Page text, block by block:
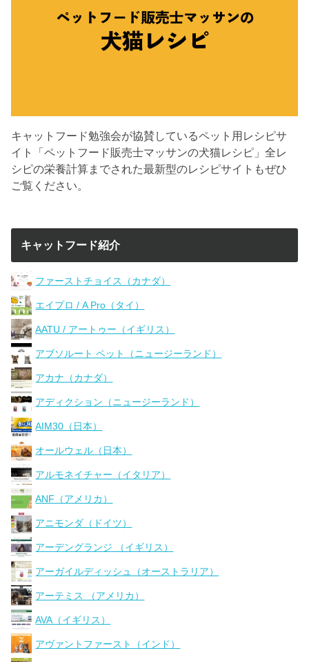
キャットフード勉強会が協賛しているペット用レシピサ
イト「ペットフード販売士マッサンの犬猫レシピ」全レ
シピの栄養計算までされた最新型のレシピサイトもぜひ
ご覧ください。
キャットフード紹介
ファーストチョイス（カナダ）
エイプロ / A Pro（タイ）
AATU / アートゥー（イギリス）
アブソルート ペット（ニュージーランド）
アカナ（カナダ）
アディクション（ニュージーランド）
AIM30（日本）
オールウェル（日本）
アルモネイチャー（イタリア）
ANF（アメリカ）
アニモンダ（ドイツ）
アーデングランジ （イギリス）
アーガイルディッシュ（オーストラリア）
アーテミス （アメリカ）
AVA（イギリス）
アヴァントファースト（インド）